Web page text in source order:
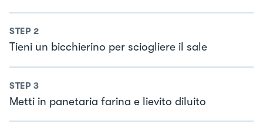
STEP 2
Tieni un bicchierino per sciogliere il sale
STEP 3
Metti in panetaria farina e lievito diluito